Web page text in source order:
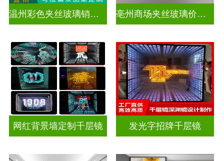
温州彩色夹丝玻璃销售处 亳州商场夹丝玻璃价钱是多少
网红背景墙定制千层镜 发光字招牌千层镜